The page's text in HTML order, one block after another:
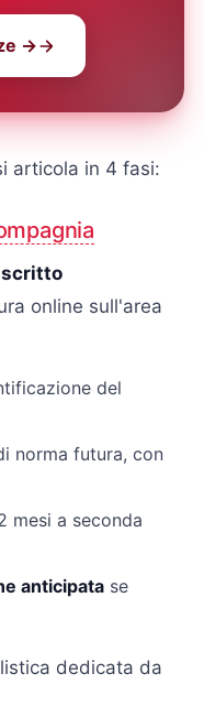
→
articola in 4 fasi:
online sull'area
del
norma futura, con
mesi a seconda
anticipata se
dedicata da